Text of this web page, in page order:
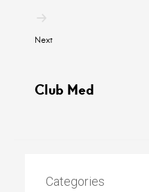
Next
Club Med
Categories